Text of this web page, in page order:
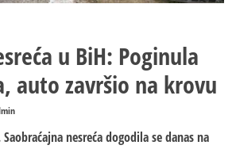
u BiH: Poginula
auto završio na krovu
nesreća dogodila se danas na